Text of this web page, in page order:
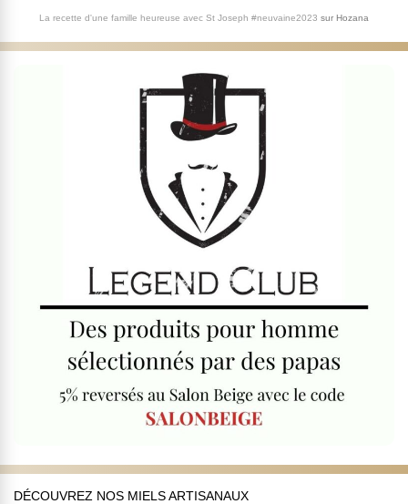
La recette d'une famille heureuse avec St Joseph #neuvaine2023 sur Hozana
DÉCOUVREZ NOS MIELS ARTISANAUX